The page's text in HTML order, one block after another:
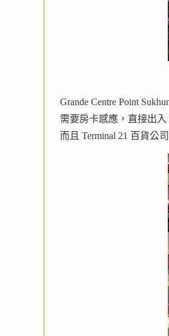
Grande Centre Point
需要房卡感應，直接出入
而且 Terminal 21 百貨公